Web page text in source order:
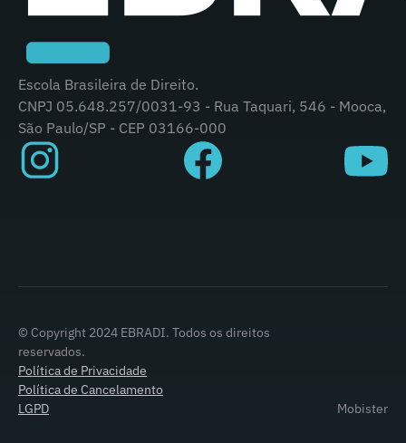
Escola Brasileira de Direito.
CNPJ 05.648.257/0031-93 - Rua Taquari, 546 - Mooca,
São Paulo/SP - CEP 03166-000
© Copyright 2024 EBRADI. Todos os direitos
reservados.
Política de Privacidade
Política de Cancelamento
LGPD
Mobister